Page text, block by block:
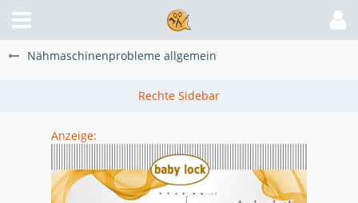
Nähmaschinenprobleme allgemein
Anzeige: